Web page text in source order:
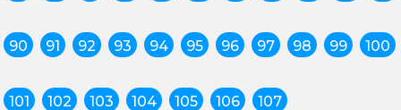
90 91 92 93 94 95 96 97 98 99 100
101 102 103 104 105 106 107